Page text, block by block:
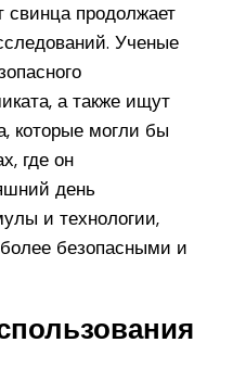
свинца продолжает
Ученые
а также ищут
которые могли бы
где он
день
и технологии,
более безопасными и